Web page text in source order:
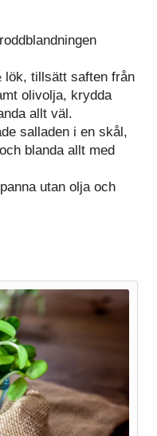
lök, tillsätt saften från
olivolja, krydda
allt väl.
salladen i en skål,
blanda allt med
utan olja och